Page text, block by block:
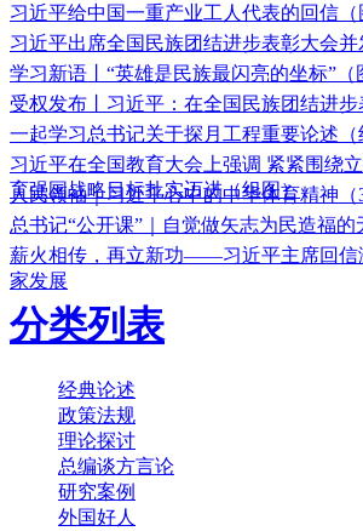
习近平给中国一重产业工人代表的回信（
习近平出席全国民族团结进步表彰大会并
学习新语丨“英雄是民族最闪亮的坐标”（
受权发布丨习近平：在全国民族团结进
一起学习总书记关于探月工程重要论述（
习近平在全国教育大会上强调 紧紧围绕
育强国战略目标扎实迈进（组图）
人民领袖｜习近平心中的中华体育精神（3
总书记“公开课”｜自觉做矢志为民造福的
薪火相传，再立新功——习近平主席回信
家发展
分类列表
经典论述
政策法规
理论探讨
总编谈方言论
研究案例
外国好人